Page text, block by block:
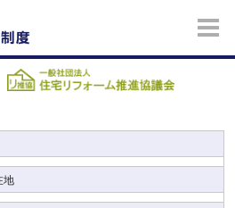
地